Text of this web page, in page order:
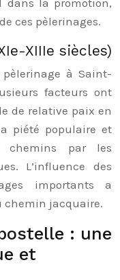
la promotion,
ces pèlerinages.
XIIIe siècles)
à Saint-
facteurs ont
de relative paix en
piété populaire et
chemins par les
L’influence des
importants a
chemin jacquaire.
: une
et